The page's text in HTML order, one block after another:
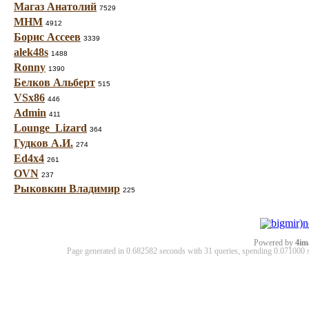
Магаз Анатолий 7529
МНМ 4912
Борис Ассеев 3339
alek48s 1488
Ronny 1390
Белков Альберт 515
VSx86 446
Admin 411
Lounge_Lizard 364
Гудков А.И. 274
Ed4x4 261
OVN 237
Рыковкин Владимир 225
Powered by
Page generated in 0.682582 seconds with 31 queries, spending